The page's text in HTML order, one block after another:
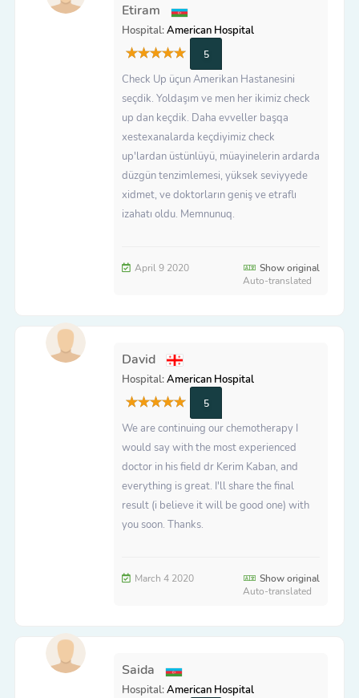
Etiram
Hospital:American Hospital
5
Check Up üçun Amerikan Hastanesini
seçdik. Yoldaşım ve men her ikimiz check
up dan keçdik. Daha evveller başqa
xestexanalarda keçdiyimiz check
up'lardan üstünlüyü, müayinelerin ardarda
düzgün tenzimlemesi, yüksek seviyyede
xidmet, ve doktorların geniş ve etraflı
izahatı oldu. Memnunuq.
April 9 2020
Show original
Auto-translated
David
Hospital:American Hospital
5
We are continuing our chemotherapy I
would say with the most experienced
doctor in his field dr Kerim Kaban, and
everything is great. I'll share the final
result (i believe it will be good one) with
you soon. Thanks.
March 4 2020
Show original
Auto-translated
Saida
Hospital:American Hospital